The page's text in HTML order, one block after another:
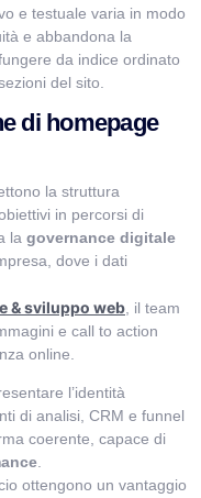
e testuale varia in modo
e abbandona la
da indice ordinato
del sito.
di homepage
la struttura
in percorsi di
la governance digitale
dove i dati
& sviluppo web , il team
e call to action
online.
l’identità
di analisi, CRM e funnel
coerente, capace di
.
ottengono un vantaggio